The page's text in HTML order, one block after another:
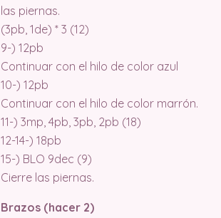
las piernas.
(3pb, 1de) * 3 (12)
9-) 12pb
Continuar con el hilo de color azul
10-) 12pb
Continuar con el hilo de color marrón.
11-) 3mp, 4pb, 3pb, 2pb (18)
12-14-) 18pb
15-) BLO 9dec (9)
Cierre las piernas.
Brazos (hacer 2)